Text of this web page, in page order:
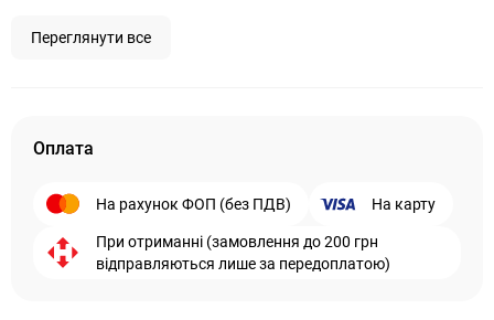
Переглянути все
Оплата
На рахунок ФОП (без ПДВ) На карту
При отриманні (замовлення до 200 грн
відправляються лише за передоплатою)